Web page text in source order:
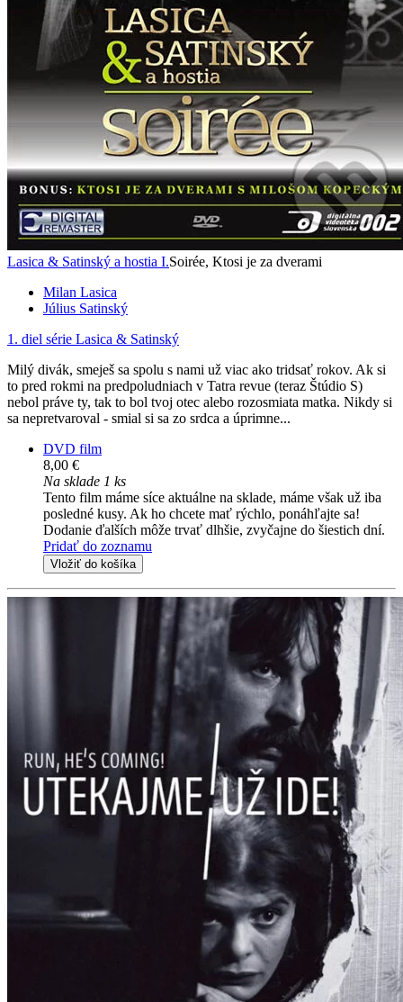
Lasica & Satinský a hostia I.Soirée, Ktosi je za dverami
Milan Lasica
Július Satinský
1. diel série Lasica & Satinský
Milý divák, smeješ sa spolu s nami už viac ako tridsať rokov. Ak si
to pred rokmi na predpoludniach v Tatra revue (teraz Štúdio S)
nebol práve ty, tak to bol tvoj otec alebo rozosmiata matka. Nikdy si
sa nepretvaroval - smial si sa zo srdca a úprimne...
DVD film
8,00 €
Na sklade 1 ks
Tento film máme síce aktuálne na sklade, máme však už iba
posledné kusy. Ak ho chcete mať rýchlo, ponáhľajte sa!
Dodanie ďalších môže trvať dlhšie, zvyčajne do šiestich dní.
Pridať do zoznamu
Vložiť do košíka